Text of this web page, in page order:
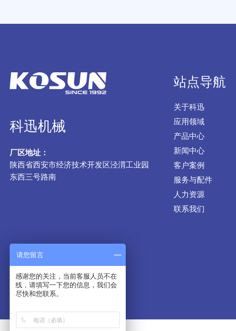
科迅机械
厂区地址：
陕西省西安市经济技术开发区泾渭工业园
东西三号路南
站点导航
关于科迅
应用领域
产品中心
新闻中心
客户案例
服务与配件
人力资源
联系我们
请您留言
感谢您的关注，当前客服人员不在
线，请填写一下您的信息，我们会
尽快和您联系。